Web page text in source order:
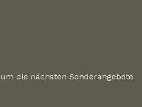
die nächsten Sonderangebote